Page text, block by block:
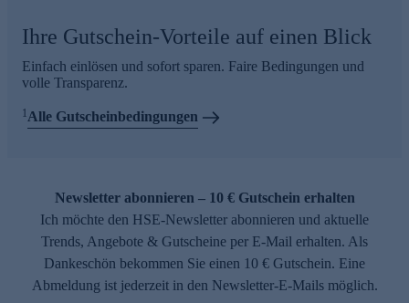
Ihre Gutschein-Vorteile auf einen Blick
Einfach einlösen und sofort sparen. Faire Bedingungen und
volle Transparenz.
1Alle Gutscheinbedingungen
Newsletter abonnieren – 10 € Gutschein erhalten
Ich möchte den HSE-Newsletter abonnieren und aktuelle
Trends, Angebote & Gutscheine per E-Mail erhalten. Als
Dankeschön bekommen Sie einen 10 € Gutschein. Eine
Abmeldung ist jederzeit in den Newsletter-E-Mails möglich.